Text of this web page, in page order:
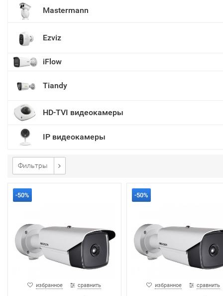
Mastermann
Ezviz
iFlow
Tiandy
HD-TVI видеокамеры
IP видеокамеры
Фильтры
-50%
избранное сравнить
-50%
избранное сравнить